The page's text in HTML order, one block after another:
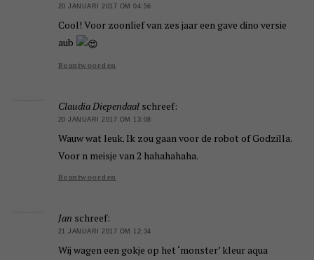
20 JANUARI 2017 OM 04:56
Cool! Voor zoonlief van zes jaar een gave dino versie
aub
Beantwoorden
Claudia Diependaal schreef:
20 JANUARI 2017 OM 13:08
Wauw wat leuk. Ik zou gaan voor de robot of Godzilla.
Voor n meisje van 2 hahahahaha.
Beantwoorden
Jan schreef:
21 JANUARI 2017 OM 12:34
Wij wagen een gokje op het ‘monster’ kleur aqua